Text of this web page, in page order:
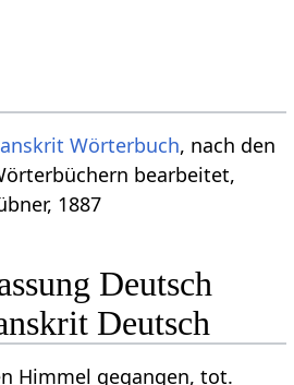
Wörterbuch, nach den
bearbeitet,
1887
Deutsch
Deutsch
Himmel gegangen, tot.